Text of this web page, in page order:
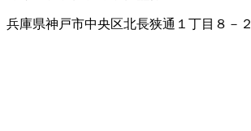
兵庫県神戸市中央区北長狭通１丁目８－２